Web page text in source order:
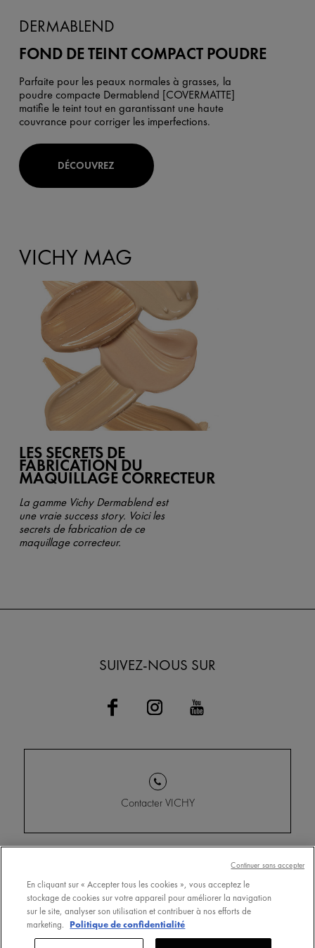
DERMABLEND
FOND DE TEINT COMPACT POUDRE
Parfaite pour les peaux normales à grasses, la
poudre compacte Dermablend [COVERMATTE]
matifie le teint tout en garantissant une haute
couvrance pour corriger les imperfections.
DÉCOUVREZ
VICHY MAG
LES SECRETS DE
FABRICATION DU
MAQUILLAGE CORRECTEUR
La gamme VichyDermablend est
une vraie success story. Voici les
secrets de fabrication de ce
maquillage correcteur.
SUIVEZ-NOUS SUR
Contacter VICHY
Politique de confidentialité
Cookie Settings
Trouver un point de vente
www.vichy.com
En cliquant sur « Accepter tous les cookies », vous acceptez le
stockage de cookies sur votre appareil pour améliorer la navigation
sur le site, analyser son utilisation et contribuer à nos efforts de
marketing. Politique de confidentialité
Continuer sans accepter